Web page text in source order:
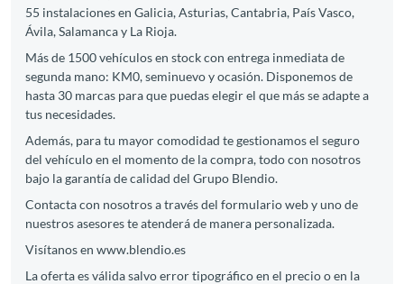
55 instalaciones en Galicia, Asturias, Cantabria, País Vasco,
Ávila, Salamanca y La Rioja.
Más de 1500 vehículos en stock con entrega inmediata de
segunda mano: KM0, seminuevo y ocasión. Disponemos de
hasta 30 marcas para que puedas elegir el que más se adapte a
tus necesidades.
Además, para tu mayor comodidad te gestionamos el seguro
del vehículo en el momento de la compra, todo con nosotros
bajo la garantía de calidad del Grupo Blendio.
Contacta con nosotros a través del formulario web y uno de
nuestros asesores te atenderá de manera personalizada.
Visítanos en www.blendio.es
La oferta es válida salvo error tipográfico en el precio o en la